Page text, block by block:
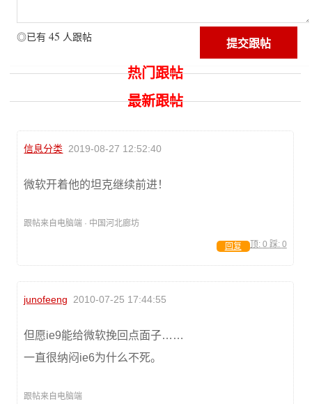
◎已有 45 人跟帖
热门跟帖
最新跟帖
信息分类 2019-08-27 12:52:40
微软开着他的坦克继续前进！
跟帖来自电脑端 · 中国河北廊坊
顶: 0 踩: 0
回复
junofeeng 2010-07-25 17:44:55
但愿ie9能给微软挽回点面子……
一直很纳闷ie6为什么不死。
跟帖来自电脑端